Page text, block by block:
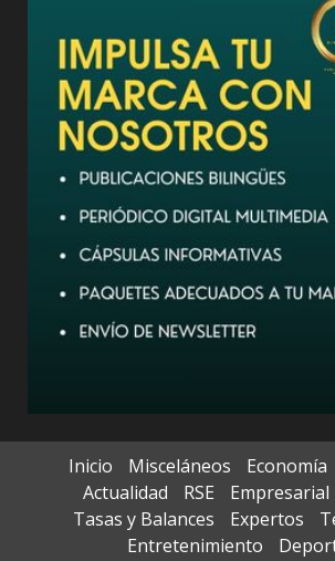
Inicio Misceláneos Economía
Actualidad
RSE Empresarial
Tasas y Balances
Expertos
Entretenimiento